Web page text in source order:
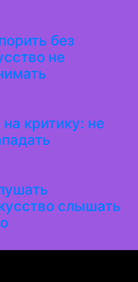
без
не
критику: не
слышать